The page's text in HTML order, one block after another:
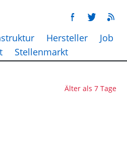
Hersteller
Job
Stellenmarkt
Älter als 7 Tage